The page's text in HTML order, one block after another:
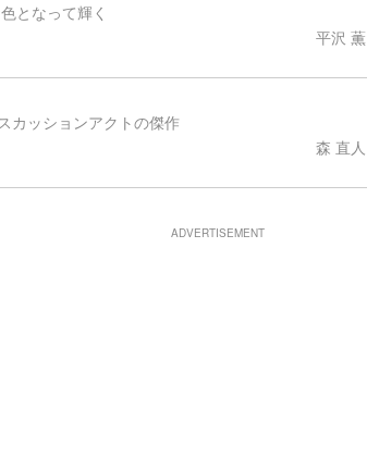
となって輝く
平沢 薫
カッションアクトの傑作
森 直人
ADVERTISEMENT